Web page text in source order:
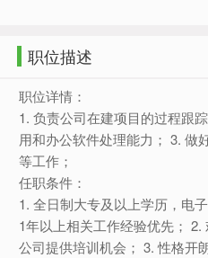
职位描述
职位详情：
1. 负责公司在建项目的过程跟
用和办公软件处理能力； 3. 做
等工作；
任职条件：
1. 全日制大专及以上学历，电
1年以上相关工作经验优先； 2.
公司提供培训机会； 3. 性格开